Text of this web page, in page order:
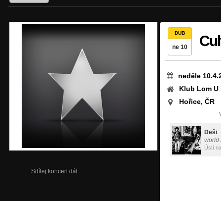
Sdílej koncert dál:
DUB
ne 10
neděle
Klub Lom U
Hořice, ČR
Deši
world
Ústí